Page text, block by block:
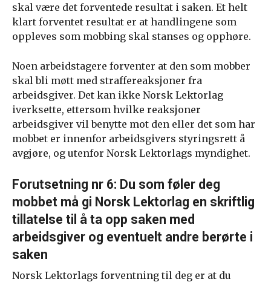
skal være det forventede resultat i saken. Et helt
klart forventet resultat er at handlingene som
oppleves som mobbing skal stanses og opphøre.
Noen arbeidstagere forventer at den som mobber
skal bli møtt med straffereaksjoner fra
arbeidsgiver. Det kan ikke Norsk Lektorlag
iverksette, ettersom hvilke reaksjoner
arbeidsgiver vil benytte mot den eller det som har
mobbet er innenfor arbeidsgivers styringsrett å
avgjøre, og utenfor Norsk Lektorlags myndighet.
Forutsetning nr 6: Du som føler deg
mobbet må gi Norsk Lektorlag en skriftlig
tillatelse til å ta opp saken med
arbeidsgiver og eventuelt andre berørte i
saken
Norsk Lektorlags forventning til deg er at du